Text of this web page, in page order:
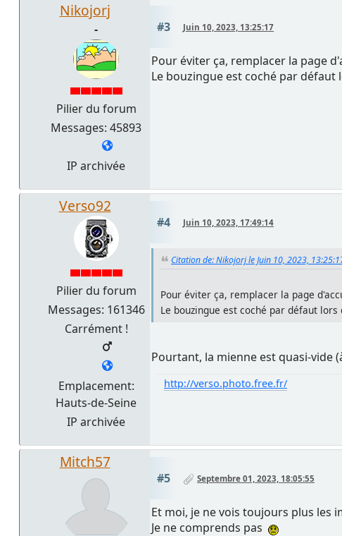
Nikojorj
-
Pilier du forum
Messages: 45893
IP archivée
#3 Juin 10, 2023, 13:25:17
Pour éviter ça, remplacer la page
Le bouzingue est coché par défaut
Verso92
Pilier du forum
Messages: 161346
Carrément !
Emplacement:
Hauts-de-Seine
IP archivée
#4 Juin 10, 2023, 17:49:14
Citation de: Nikojorj le Juin 10, 2023,
Pour éviter ça, remplacer la page
Le bouzingue est coché par défaut
Pourtant, la mienne est quasi-vide
http://verso.photo.free.fr/
Mitch57
#5 Septembre 01, 2023, 18:05:55
Et moi, je ne vois toujours plus les
Je ne comprends pas